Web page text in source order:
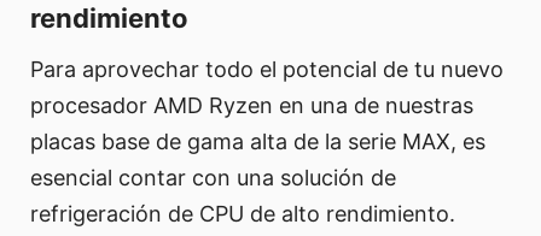
rendimiento
Para aprovechar todo el potencial de tu nuevo
procesador AMD Ryzen en una de nuestras
placas base de gama alta de la serie MAX, es
esencial contar con una solución de
refrigeración de CPU de alto rendimiento.